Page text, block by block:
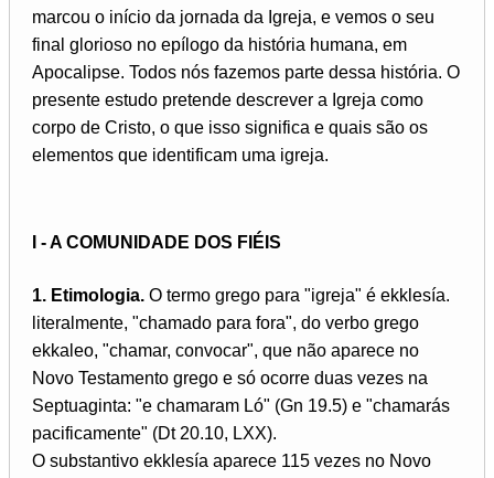
marcou o início da jornada da Igreja, e vemos o seu
final glorioso no epílogo da história humana, em
Apocalipse. Todos nós fazemos parte dessa história. O
presente estudo pretende descrever a Igreja como
corpo de Cristo, o que isso significa e quais são os
elementos que identificam uma igreja.
I - A COMUNIDADE DOS FIÉIS
1. Etimologia. O termo grego para "igreja" é ekklesía.
literalmente, "chamado para fora", do verbo grego
ekkaleo, "chamar, convocar", que não aparece no
Novo Testamento grego e só ocorre duas vezes na
Septuaginta: "e chamaram Ló" (Gn 19.5) e "chamarás
pacificamente" (Dt 20.10, LXX).
O substantivo ekklesía aparece 115 vezes no Novo